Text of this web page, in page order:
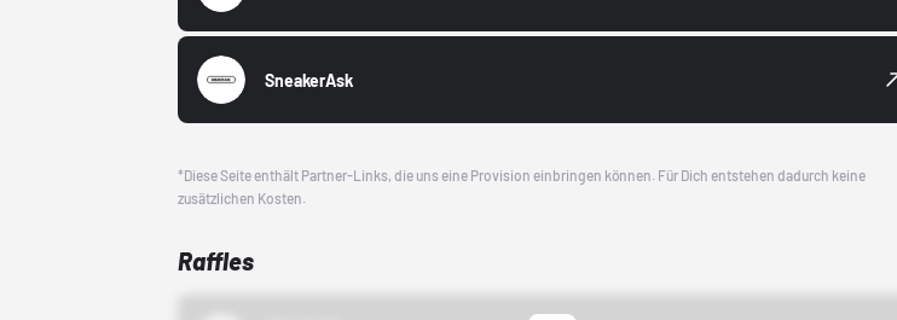
SneakerAsk
*Diese Seite enthält Partner-Links, die uns eine Provision einbringen können. Für Dich entstehen dadurch keine
zusätzlichen Kosten.
Raffles